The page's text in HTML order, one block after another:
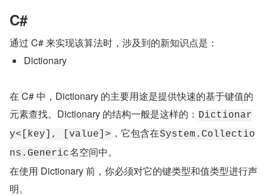
C#
通过 C# 来实现该算法时，涉及到的新知识点是：
Dictionary
在 C# 中，Dictionary 的主要用途是提供快速的基于键值的
元素查找。Dictionary 的结构一般是这样的： Dictionar
y<[key], [value]> ，它包含在System.Collectio
ns.Generic名空间中。
在使用 Dictionary 前，你必须对它的键类型和值类型进行声
明。